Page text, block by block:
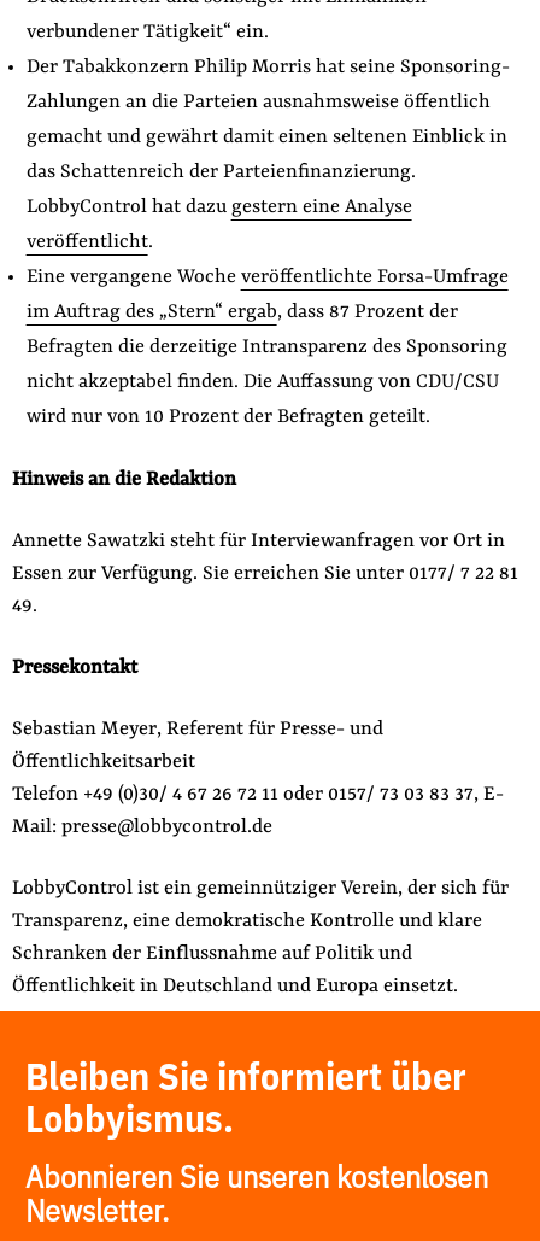
verbundener Tätigkeit“ ein.
Der Tabakkonzern Philip Morris hat seine Sponsoring-
Zahlungen an die Parteien ausnahmsweise öffentlich
gemacht und gewährt damit einen seltenen Einblick in
das Schattenreich der Parteienfinanzierung.
LobbyControl hat dazu gestern eine Analyse
veröffentlicht.
Eine vergangene Woche veröffentlichte Forsa-Umfrage
im Auftrag des „Stern“ ergab, dass 87 Prozent der
Befragten die derzeitige Intransparenz des Sponsoring
nicht akzeptabel finden. Die Auffassung von CDU/CSU
wird nur von 10 Prozent der Befragten geteilt.
Hinweis an die Redaktion
Annette Sawatzki steht für Interviewanfragen vor Ort in
Essen zur Verfügung. Sie erreichen Sie unter 0177/ 7 22 81
49.
Pressekontakt
Sebastian Meyer, Referent für Presse- und
Öffentlichkeitsarbeit
Telefon +49 (0)30/ 4 67 26 72 11 oder 0157/ 73 03 83 37, E-
Mail: presse@lobbycontrol.de
LobbyControl ist ein gemeinnütziger Verein, der sich für
Transparenz, eine demokratische Kontrolle und klare
Schranken der Einflussnahme auf Politik und
Öffentlichkeit in Deutschland und Europa einsetzt.
Bleiben Sie informiert über
Lobbyismus.
Abonnieren Sie unseren kostenlosen
Newsletter.